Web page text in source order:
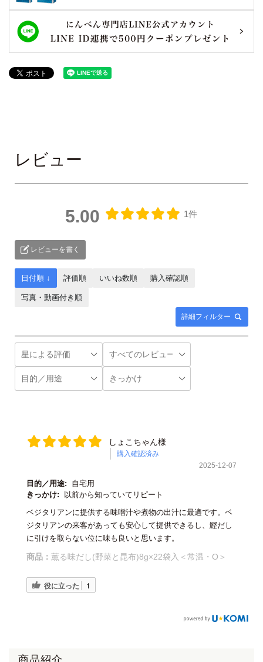
レビュー
5.00 1件
レビューを書く
詳細フィルター
日付順 ↓ 評価順 いいね数順 購入確認順
写真・動画付き順
しょこちゃん様
購入確認済み
2025-12-07
目的／用途:
自宅用
きっかけ:
以前から知っていてリピート
ベジタリアンに提供する味噌汁や煮物の出汁に最適です。ベ
ジタリアンの来客があっても安心して提供できるし、鰹だし
に引けを取らない位に味も良いと思います。
商品： 薫る味だし(野菜と昆布)8g×22袋入＜常温・O＞
役に立った 1
商品紹介